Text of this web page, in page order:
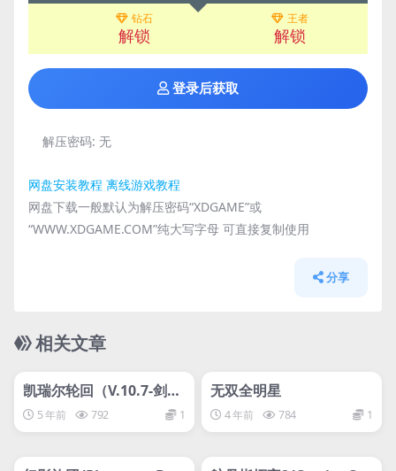
钻石
解锁
王者
解锁
登录后获取
解压密码: 无
网盘安装教程 离线游戏教程
网盘下载一般默认为解压密码“XDGAME”或
“WWW.XDGAME.COM”纯大写字母 可直接复制使用
分享
相关文章
网盘下载游戏
凯瑞尔轮回（V.10.7-剑与
魔法-中文语音）
5 年前 792 1
无双全明星
4 年前 784 1
网盘下载游戏 网盘下载游戏